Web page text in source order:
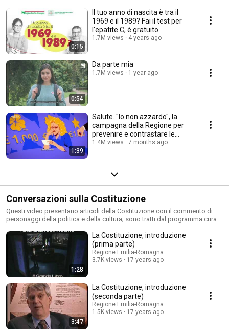
0:15
Il tuo anno di nascita è tra il
1969 e il 1989? Fai il test per
l'epatite C, è gratuito
1.7M views 4 years ago
0:54
Da parte mia
1.7M views 1 year ago
1:39
Salute. "Io non azzardo", la
campagna della Regione per
prevenire e contrastare le
ludopatie
1.4M views 7 months ago
Conversazioni sulla Costituzione
Questi video presentano articoli della Costituzione con il commento di
personaggi della politica e della cultura; sono tratti dal programma curato
Telereggio.
1:28
La Costituzione, introduzione
(prima parte)
Regione Emilia-Romagna
3.7K views
17 years ago
3:47
La Costituzione, introduzione
(seconda parte)
Regione Emilia-Romagna
1.5K views
17 years ago